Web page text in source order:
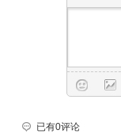
已有0评论